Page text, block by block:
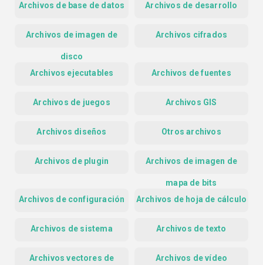
Archivos de base de datos Archivos de desarrollo
Archivos de imagen de
disco
Archivos cifrados
Archivos ejecutables Archivos de fuentes
Archivos de juegos Archivos GIS
Archivos diseños Otros archivos
Archivos de plugin Archivos de imagen de
mapa de bits
Archivos de configuración
Archivos de hoja de cálculo
Archivos de sistema Archivos de texto
Archivos vectores de Archivos de vídeo